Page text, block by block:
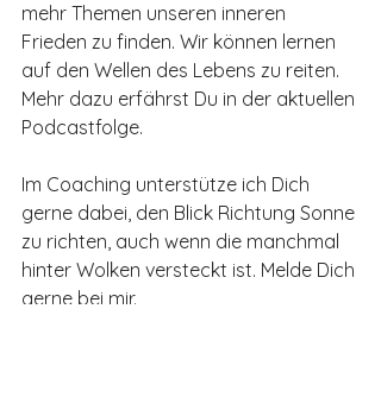
mehr Themen unseren inneren
Frieden zu finden. Wir können lernen
auf den Wellen des Lebens zu reiten.
Mehr dazu erfährst Du in der aktuellen
Podcastfolge.
Im Coaching unterstütze ich Dich
gerne dabei, den Blick Richtung Sonne
zu richten, auch wenn die manchmal
hinter Wolken versteckt ist. Melde Dich
gerne bei mir.